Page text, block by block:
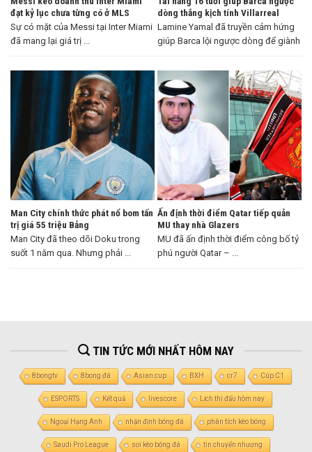
đạt kỷ lục chưa từng có ở MLS
Sự có mặt của Messi tại Inter Miami
đã mang lại giá trị ...
dòng thắng kịch tính Villarreal
Lamine Yamal đã truyền cảm hứng
giúp Barca lội ngược dòng để giành
Man City chính thức phát nổ bom tấn
trị giá 55 triệu Bảng
Man City đã theo dõi Doku trong
suốt 1 năm qua. Nhưng phải ...
Ấn định thời điểm Qatar tiếp quản
MU thay nhà Glazers
MU đã ấn định thời điểm công bố tỷ
phú người Qatar – ...
TIN TỨC MỚI NHẤT HÔM NAY
8bongtv 8bong đá Asian cup BXH cr7 Cúp C1
ESPORTS Kết quả livescore Lịch thi đấu hôm nay
Ngoại Hạng Anh nhận định bóng đá phân tích kèo bóng
Saudi Pro League soi kèo bóng đá tin chuyển nhượng